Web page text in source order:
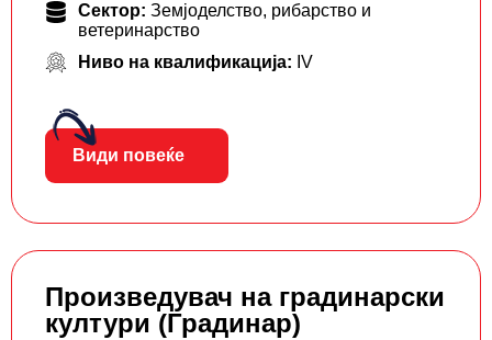
Сектор: Земјоделство, рибарство и
ветеринарство
Ниво на квалификација: IV
Види повеќе
Произведувач на градинарски
култури (Градинар)